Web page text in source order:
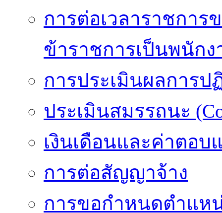
การต่อเวลาราชการ
ข้าราชการเป็นพนักง
การประเมินผลการป
ประเมินสมรรถนะ
เงินเดือนและค่าตอบ
การต่อสัญญาจ้าง
การขอกำหนดตำแห